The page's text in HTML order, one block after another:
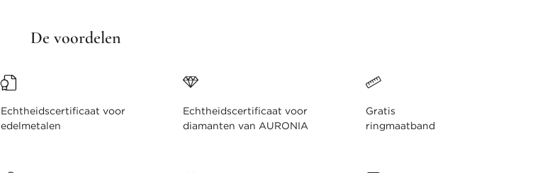
De voordelen
Echtheidscertificaat voor
edelmetalen
Echtheidscertificaat voor
diamanten van AURONIA
Gratis
ringmaatband